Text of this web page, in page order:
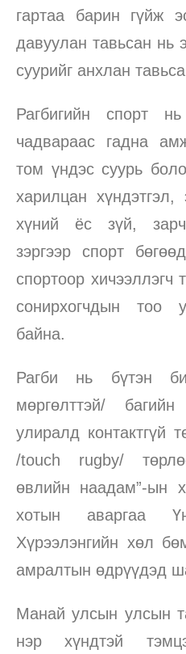
гартаа барин гүйж
давуулан тавьсан нь
суурийг анхлан
Рагбигийн спорт
чадвараас гадна
том үндэс суурь
харилцан
хүний ёс зүй,
зэргээр спорт
спортоор хичээллэгч
сонирхогчдын тоо
байна.
Рагби нь бүтэн
мөргөлттэй/
улиралд контактгүй
/touch rugby/
өвлийн наадам”-ын
хотын аваргаа
Хүрээлэнгийн хөл
амралтын өдрүүдэд
Манай улсын улсын
нэр хүндтэй